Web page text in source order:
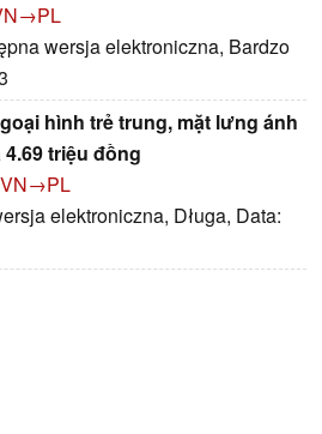
wersja elektroniczna, Bardzo
hình trẻ trung, mặt lưng ánh
4.69 triệu đồng
VN→PL
elektroniczna, Długa, Data: